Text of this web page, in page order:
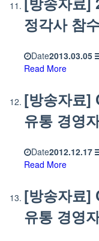
정각사 참
Date2013.03.05
Read More
[방송자료]
유통 경영
Date2012.12.17
Read More
[방송자료]
유통 경영